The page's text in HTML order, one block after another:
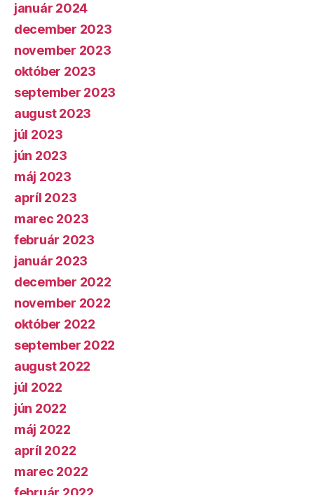
január 2024
december 2023
november 2023
október 2023
september 2023
august 2023
júl 2023
jún 2023
máj 2023
apríl 2023
marec 2023
február 2023
január 2023
december 2022
november 2022
október 2022
september 2022
august 2022
júl 2022
jún 2022
máj 2022
apríl 2022
marec 2022